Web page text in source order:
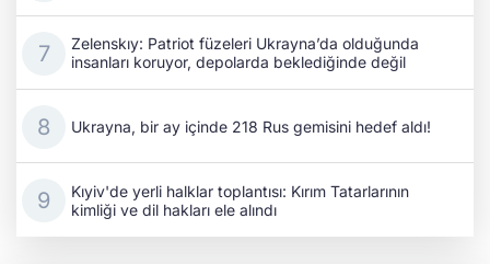
Zelenskıy: Patriot füzeleri Ukrayna’da olduğunda
insanları koruyor, depolarda beklediğinde değil
Ukrayna, bir ay içinde 218 Rus gemisini hedef aldı!
Kıyiv'de yerli halklar toplantısı: Kırım Tatarlarının
kimliği ve dil hakları ele alındı